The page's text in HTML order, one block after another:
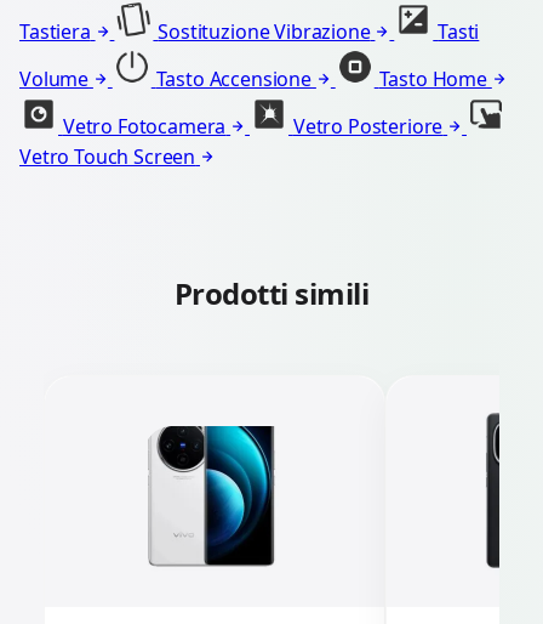
Tastiera
Sostituzione Vibrazione
Tasti
Volume
Tasto Accensione
Tasto Home
Vetro Fotocamera
Vetro Posteriore
Vetro Touch Screen
Prodotti simili